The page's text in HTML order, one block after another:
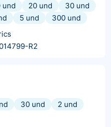
und 20 und
30 und
5 und
300 und
R2
30 und
2 und